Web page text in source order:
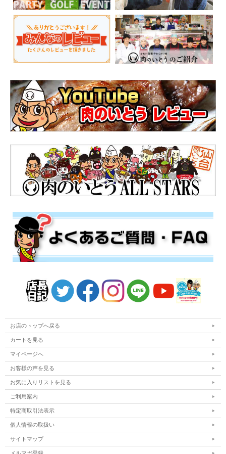
お店のトップへ戻る
カートを見る
マイページへ
お客様の声を見る
お気に入りリストを見る
ご利用案内
特定商取引法表示
個人情報の取扱い
サイトマップ